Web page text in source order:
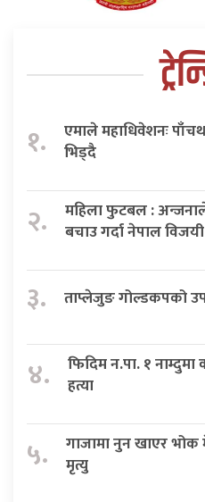
१.
एमाले महाधिवेशनः
भिड्दै
२.
महिला फुटबल :
बचाउ गर्दा नेपाल विजयी
३. ताप्लेजुङ गोल्डकपको
४.
फिदिम न.पा. १ नाम्दुमा
हत्या
५.
गाजामा नुन खाएर
मृत्यु